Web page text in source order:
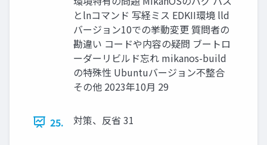
とlnコマンド 写経ミス EDKII環境 lld
バージョン10での挙動変更 質問者の
勘違い コードや内容の疑問 ブートロ
ーダーリビルド忘れ mikanos-build
の特殊性 Ubuntuバージョン不整合
その他 2023年10月 29
25. 対策、反省 31